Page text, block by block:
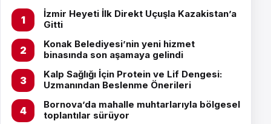
İzmir Heyeti İlk Direkt Uçuşla Kazakistan’a
Gitti
Konak Belediyesi’nin yeni hizmet
binasında son aşamaya gelindi
Kalp Sağlığı İçin Protein ve Lif Dengesi:
Uzmanından Beslenme Önerileri
Bornova’da mahalle muhtarlarıyla bölgesel
toplantılar sürüyor